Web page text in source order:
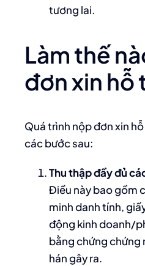
tương lai.
Làm thế
đơn xin hỗ
Quá trình nộp đơn xin
các bước sau:
Thu thập đầy đủ
Điều này bao gồm
minh danh tính,
động kinh doanh/
bằng chứng chứng
hán gây ra.